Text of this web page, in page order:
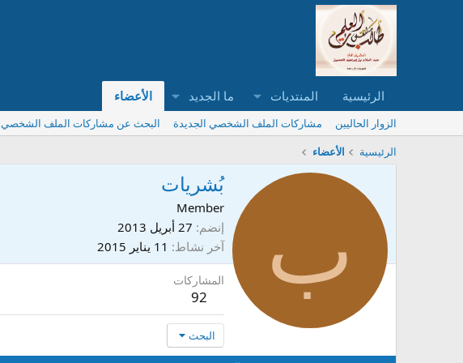
الرئيسية المنتديات ما الجديد الأعضاء
الزوار الحاليين مشاركات الملف الشخصي الجديدة
البحث عن مشاركات الملف الشخصي
الرئيسية
الأعضاء
ب
بُشريات
Member
إنضم 27 أبريل 2013
آخر نشاط 11 يناير 2015
المشاركات
92
البحث